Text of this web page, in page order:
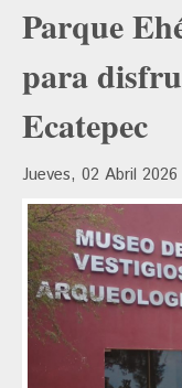
Parque
para
Ecatepec
Jueves, 02 Abril 2026